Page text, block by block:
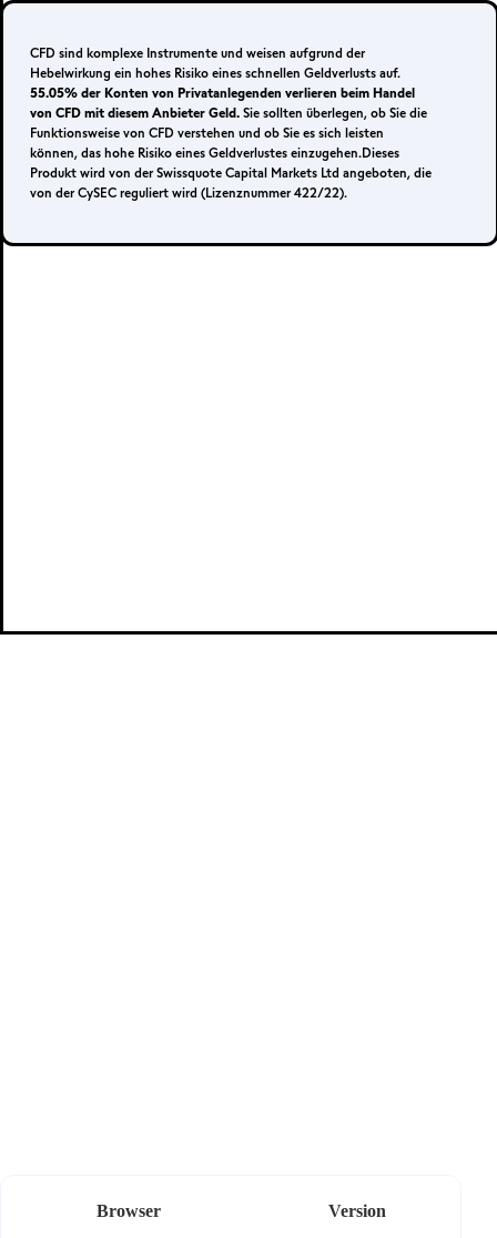
CFD sind komplexe Instrumente und weisen aufgrund der
Hebelwirkung ein hohes Risiko eines schnellen Geldverlusts auf.
55.05% der Konten von Privatanlegenden verlieren beim Handel
von CFD mit diesem Anbieter Geld. Sie sollten überlegen, ob Sie die
Funktionsweise von CFD verstehen und ob Sie es sich leisten
können, das hohe Risiko eines Geldverlustes einzugehen.Dieses
Produkt wird von der Swissquote Capital Markets Ltd angeboten, die
von der CySEC reguliert wird (Lizenznummer 422/22).
Anmelden
Live-Konto
Ihr Konto eröffnen
Browser Version